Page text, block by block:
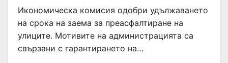
Икономическа комисия одобри удължаването
на срока на заема за преасфалтиране на
улиците. Мотивите на администрацията са
свързани с гарантирането на…